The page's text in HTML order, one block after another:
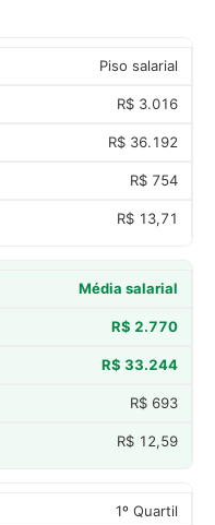
Piso salarial
R$ 3.016
R$ 36.192
R$ 754
R$ 13,71
Média salarial
R$ 2.770
R$ 33.244
R$ 693
R$ 12,59
1º Quartil